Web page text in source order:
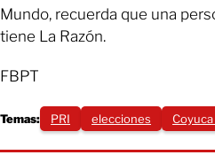
Mundo, recuerda que una
tiene La Razón.
FBPT
Temas: PRI elecciones